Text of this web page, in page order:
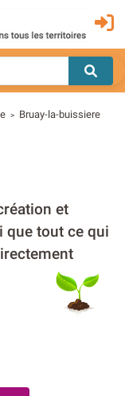
> Bruay-la-buissiere
et
que tout ce qui